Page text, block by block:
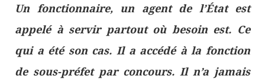
Un fonctionnaire, un agent de l’État est
appelé à servir partout où besoin est. Ce
qui a été son cas. Il a accédé à la fonction
de sous-préfet par concours. Il n’a jamais